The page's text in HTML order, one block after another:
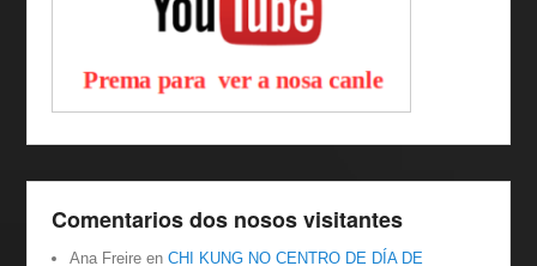
Comentarios dos nosos visitantes
Ana Freire enCHI KUNG NO CENTRO DE DÍA DE